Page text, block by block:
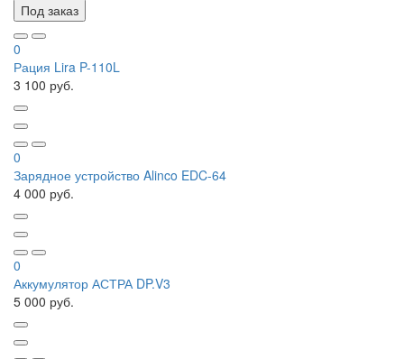
Под заказ
0
Рация Lira P-110L
3 100 руб.
0
Зарядное устройство Alinco EDC-64
4 000 руб.
0
Аккумулятор АСТРА DP.V3
5 000 руб.